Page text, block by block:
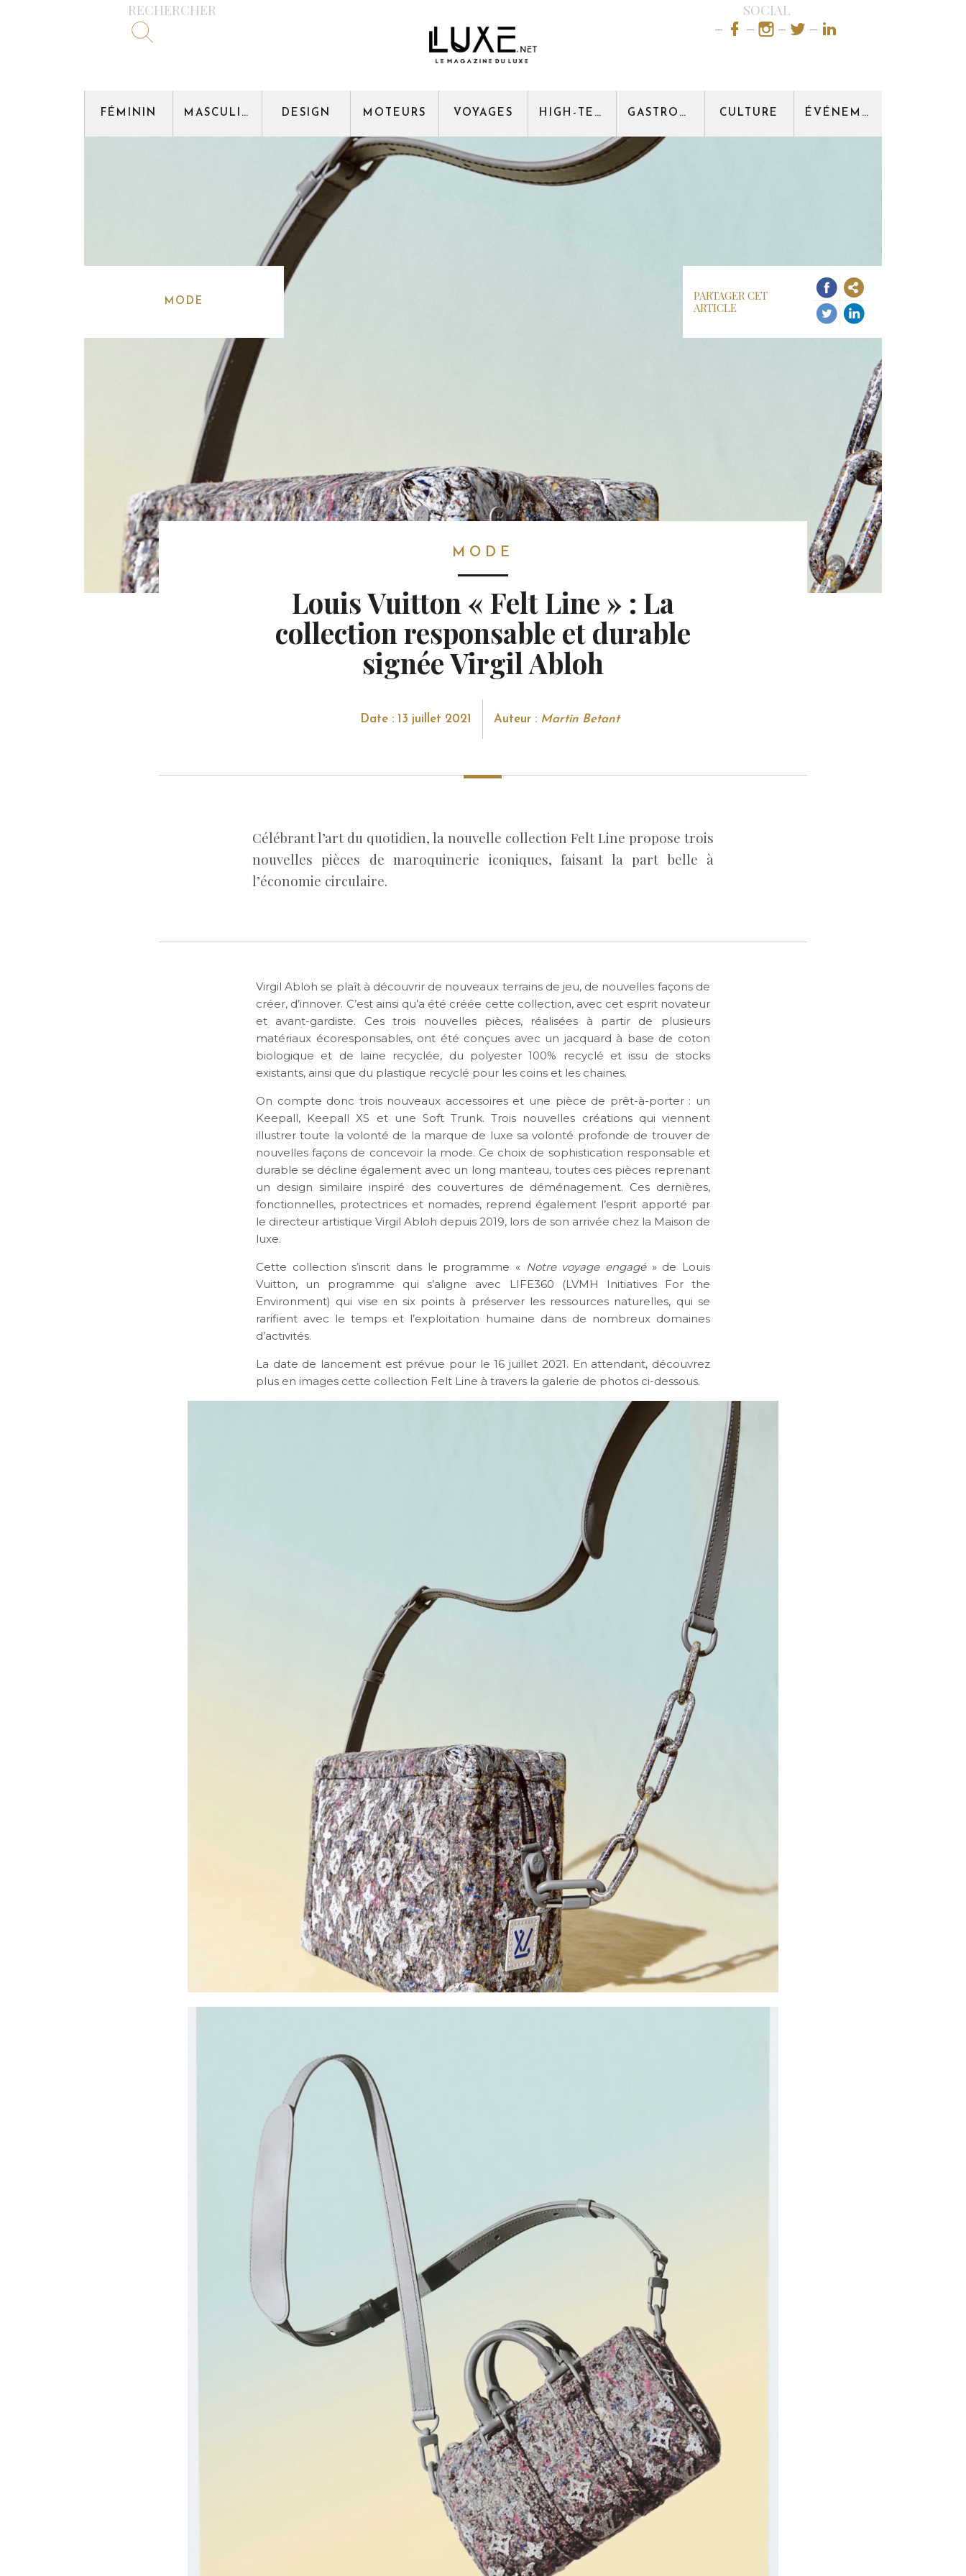
RECHERCHER SOCIAL
FÉMININ MASCULIN DESIGN MOTEURS VOYAGES HIGH-TECH GASTRONOMIE CULTURE ÉVÉNEMENT
MODE
PARTAGER CET
ARTICLE
MODE
Louis Vuitton « Felt Line » : La
collection responsable et durable
signée Virgil Abloh
Date : 13 juillet 2021 Auteur : Martin Betant
Célébrant l’art du quotidien, la nouvelle collection Felt Line propose trois
nouvelles pièces de maroquinerie iconiques, faisant la part belle à
l’économie circulaire.
Virgil Abloh se plaît à découvrir de nouveaux terrains de jeu, de nouvelles façons de
créer, d’innover. C’est ainsi qu’a été créée cette collection, avec cet esprit novateur
et avant-gardiste. Ces trois nouvelles pièces, réalisées à partir de plusieurs
matériaux écoresponsables, ont été conçues avec un jacquard à base de coton
biologique et de laine recyclée, du polyester 100% recyclé et issu de stocks
existants, ainsi que du plastique recyclé pour les coins et les chaines.
On compte donc trois nouveaux accessoires et une pièce de prêt-à-porter : un
Keepall, Keepall XS et une Soft Trunk. Trois nouvelles créations qui viennent
illustrer toute la volonté de la marque de luxe sa volonté profonde de trouver de
nouvelles façons de concevoir la mode. Ce choix de sophistication responsable et
durable se décline également avec un long manteau, toutes ces pièces reprenant
un design similaire inspiré des couvertures de déménagement. Ces dernières,
fonctionnelles, protectrices et nomades, reprend également l’esprit apporté par
le directeur artistique Virgil Abloh depuis 2019, lors de son arrivée chez la Maison de
luxe.
Cette collection s’inscrit dans le programme « Notre voyage engagé» de Louis
Vuitton, un programme qui s’aligne avec LIFE360 (LVMH Initiatives For the
Environment) qui vise en six points à préserver les ressources naturelles, qui se
rarifient avec le temps et l’exploitation humaine dans de nombreux domaines
d’activités.
La date de lancement est prévue pour le 16 juillet 2021. En attendant, découvrez
plus en images cette collection Felt Line à travers la galerie de photos ci-dessous.